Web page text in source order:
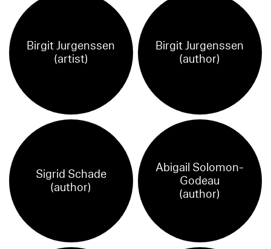
Birgit Jurgenssen
(artist)
Birgit Jurgenssen
(author)
Sigrid Schade
(author)
Abigail Solomon-
Godeau
(author)